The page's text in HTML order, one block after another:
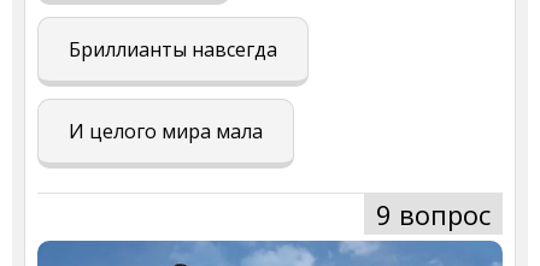
Бриллианты навсегда
И целого мира мала
9 вопрос